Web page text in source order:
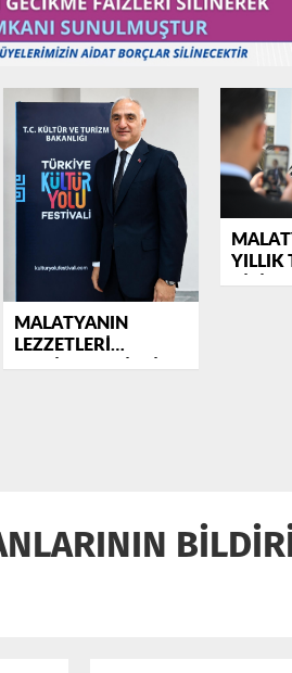
MALATYANIN
LEZZETLERİ
FESTİVALLE VİTRİNE
YILLIK